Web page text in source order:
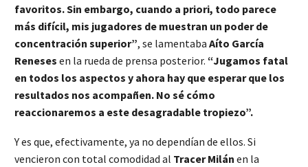
favoritos. Sin embargo, cuando a priori, todo parece
más difícil, mis jugadores de muestran un poder de
concentración superior”, se lamentaba Aíto García
Reneses en la rueda de prensa posterior. “Jugamos fatal
en todos los aspectos y ahora hay que esperar que los
resultados nos acompañen. No sé cómo
reaccionaremos a este desagradable tropiezo”.
Y es que, efectivamente, ya no dependían de ellos. Si
vencieron con total comodidad al Tracer Milán en la